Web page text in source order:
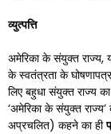
व्युत्पत्ति
अमेरिका के संयुक्त राज्य,
के स्वतंत्रता के
लिए बहुधा संयुक्त राज्य का
‘अमेरिका के संयुक्त राज्य’
अप्रचलित) कहने का ही